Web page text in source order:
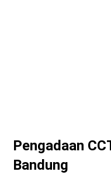
Pengadaan
Bandung